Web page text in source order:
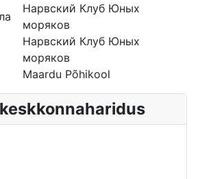
Нарвский Клуб Юных
моряков
Нарвский Клуб Юных
моряков
Maardu Põhikool